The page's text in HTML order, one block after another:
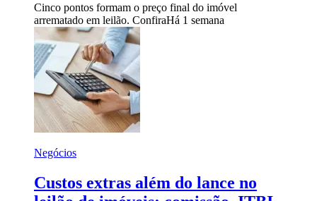
Cinco pontos formam o preço final do imóvel
arrematado em leilão. ConfiraHá 1 semana
Negócios
Custos extras além do lance no